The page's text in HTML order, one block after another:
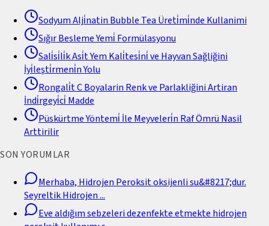
Sodyum Alji̇natin Bubble Tea Üreti̇mi̇nde Kullanimi
Sığır Besleme Yemi̇ Formülasyonu
Sali̇si̇li̇k Asi̇t Yem Kali̇tesi̇ni̇ ve Hayvan Sağliğini
İyi̇leşti̇rmeni̇n Yolu
Rongali̇t C Boyalarin Renk ve Parlakliğini Artiran
İndi̇rgeyi̇ci̇ Madde
Püskürtme Yöntemi̇ İle Meyveleri̇n Raf Ömrü Nasil
Arttirilir
SON YORUMLAR
Merhaba, Hidrojen Peroksit oksijenli su&#8217;dur.
Seyreltik Hidrojen...
Eve aldığım sebzeleri dezenfekte etmekte hidrojen